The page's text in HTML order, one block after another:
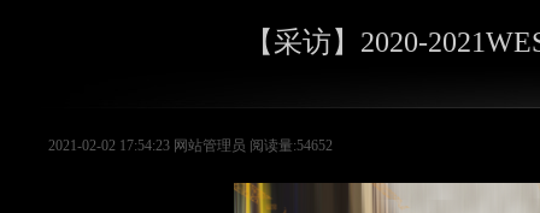
【采访】2020-
2021-02-02 17:54:23 网站管理员 阅读量:54652